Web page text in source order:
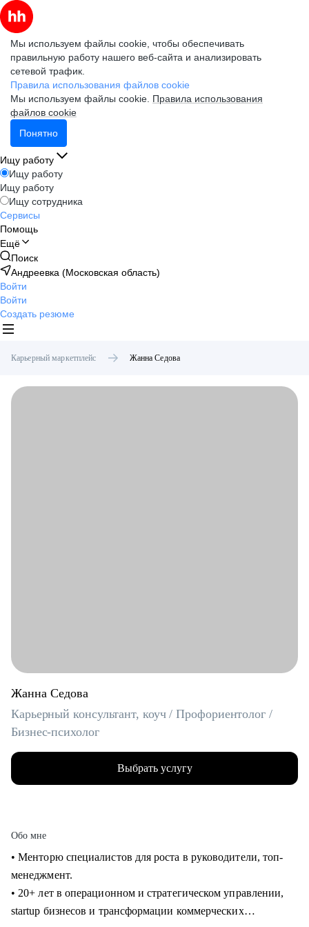
Мы используем файлы cookie, чтобы обеспечивать
правильную работу нашего веб-сайта и анализировать
сетевой трафик.
Правила использования файлов cookie
Мы используем файлы cookie. Правила использования
файлов cookie
Понятно
Ищу работу
Ищу работу
Ищу работу
Ищу сотрудника
Сервисы
Помощь
Ещё
Поиск
Андреевка (Московская область)
Войти
Войти
Создать резюме
Карьерный маркетплейс Жанна Седова
Жанна Седова
Карьерный консультант, коуч / Профориентолог /
Бизнес-психолог
Выбрать услугу
Обо мне
• Менторю специалистов для роста в руководители, топ-
менеджмент.
• 20+ лет в операционном и стратегическом управлении,
startup бизнесов и трансформации коммерческих